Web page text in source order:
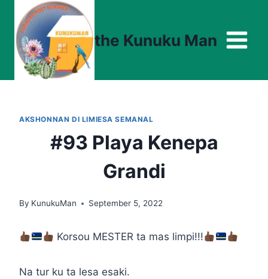
content
the Kunuku Man
AKSHONNAN DI LIMIESA SEMANAL
#93 Playa Kenepa
Grandi
By KunukuMan September 5, 2022
Korsou MESTER ta mas limpi!!!
Na tur ku ta lesa esaki.